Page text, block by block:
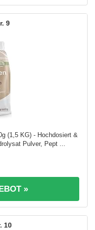
9
(1,5 KG) - Hochdosiert &
Pulver, Pept ...
»
10